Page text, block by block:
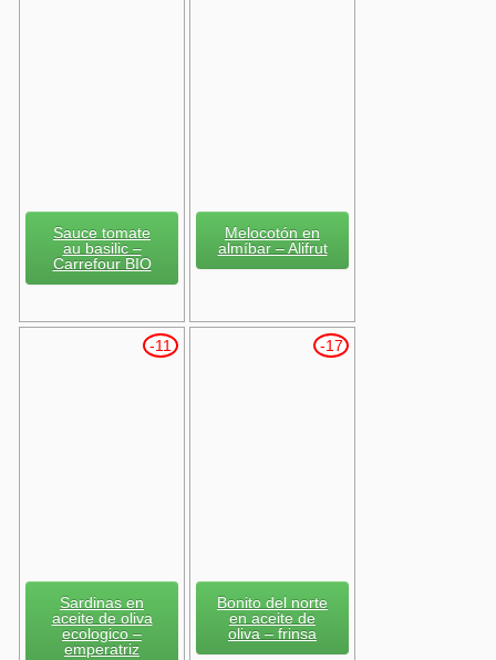
Sauce tomate
au basilic –
Carrefour BIO
Melocotón en
almíbar – Alifrut
-11
Sardinas en
aceite de oliva
ecologico –
emperatriz
-17
Bonito del norte
en aceite de
oliva – frinsa